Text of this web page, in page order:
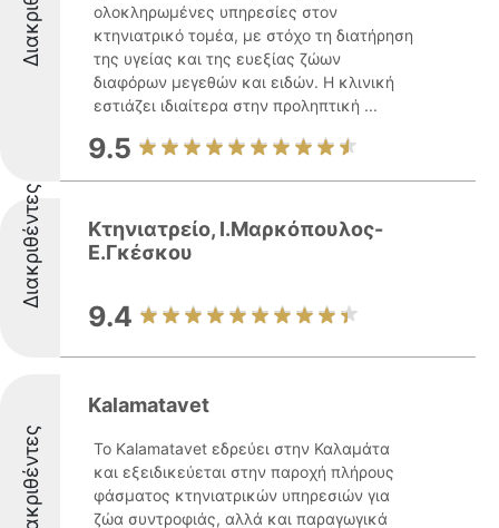
ολοκληρωμένες υπηρεσίες στον
κτηνιατρικό τομέα, με στόχο τη διατήρηση
της υγείας και της ευεξίας ζώων
διαφόρων μεγεθών και ειδών. Η κλινική
εστιάζει ιδιαίτερα στην προληπτική ...
9.5
Διακριθέντες
Κτηνιατρείο, Ι.Μαρκόπουλος-
Ε.Γκέσκου
9.4
Διακριθέντες
Kalamatavet
Το Kalamatavet εδρεύει στην Καλαμάτα
και εξειδικεύεται στην παροχή πλήρους
φάσματος κτηνιατρικών υπηρεσιών για
ζώα συντροφιάς, αλλά και παραγωγικά